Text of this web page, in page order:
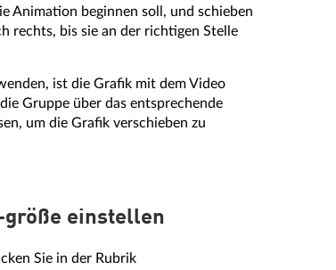
Animation beginnen soll, und schieben
rechts, bis sie an der richtigen Stelle
ist die Grafik mit dem Video
Gruppe über das entsprechende
um die Grafik verschieben zu
einstellen
Sie in der Rubrik